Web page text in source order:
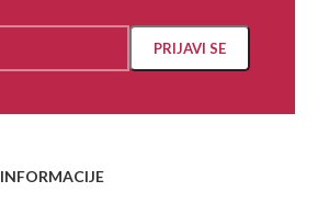
INFORMACIJE